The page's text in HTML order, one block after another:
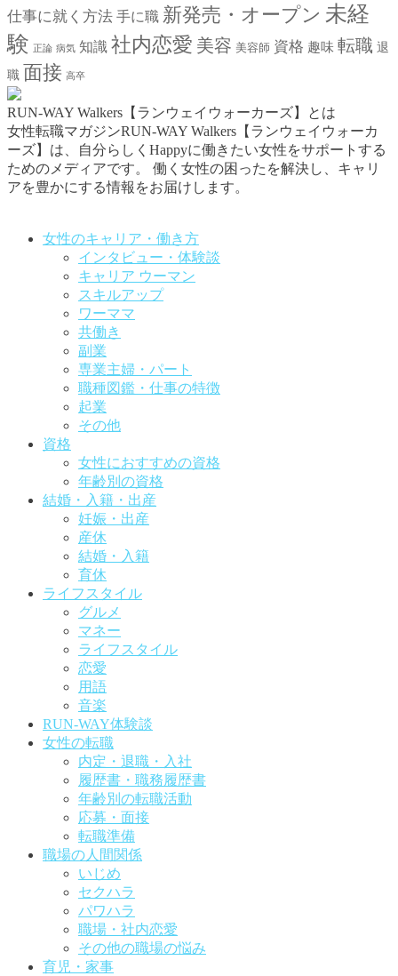
仕事に就く方法 手に職 新発売・オープン 未経
験 正論 病気 知識 社内恋愛 美容 美容師 資格 趣味 転職 退
職 面接 高卒
RUN-WAY Walkers【ランウェイウォーカーズ】とは
女性転職マガジンRUN-WAY Walkers【ランウェイウォーカ
ーズ】は、自分らしくHappyに働きたい女性をサポートする
ためのメディアです。
働く女性の困ったを解決し、キャリ
アを豊かにする情報をお届けします。
女性のキャリア・働き方
インタビュー・体験談
キャリア ウーマン
スキルアップ
ワーママ
共働き
副業
専業主婦・パート
職種図鑑・仕事の特徴
起業
その他
資格
女性におすすめの資格
年齢別の資格
結婚・入籍・出産
妊娠・出産
産休
結婚・入籍
育休
ライフスタイル
グルメ
マネー
ライフスタイル
恋愛
用語
音楽
RUN-WAY体験談
女性の転職
内定・退職・入社
履歴書・職務履歴書
年齢別の転職活動
応募・面接
転職準備
職場の人間関係
いじめ
セクハラ
パワハラ
職場・社内恋愛
その他の職場の悩み
育児・家事